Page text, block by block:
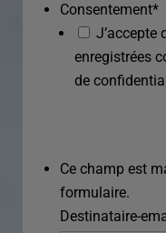
Consentement*
J’accepte
enregistrées
de
Ce champ est
formulaire.
Destinataire-